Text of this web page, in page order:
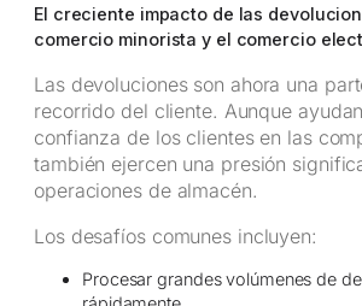
El creciente impacto de las
comercio minorista y el comercio
Las devoluciones son ahora una
recorrido del cliente. Aunque
confianza de los clientes en las
también ejercen una presión
operaciones de almacén.
Los desafíos comunes incluyen:
Procesar grandes volúmenes de